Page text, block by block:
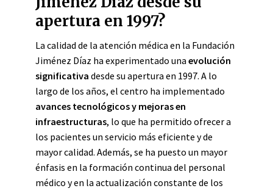
apertura en 1997?
La calidad de la atención médica en la Fundación
Jiménez Díaz ha experimentado una evolución
significativa desde su apertura en 1997. A lo
largo de los años, el centro ha implementado
avances tecnológicos y mejoras en
infraestructuras, lo que ha permitido ofrecer a
los pacientes un servicio más eficiente y de
mayor calidad. Además, se ha puesto un mayor
énfasis en la formación continua del personal
médico y en la actualización constante de los